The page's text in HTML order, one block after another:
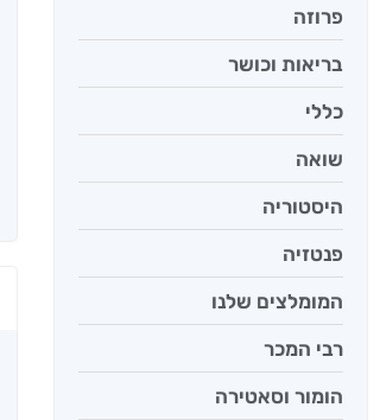
פרוזה
בריאות וכושר
כללי
שואה
היסטוריה
פנטזיה
המומלצים שלנו
רבי המכר
הומור וסאטירה